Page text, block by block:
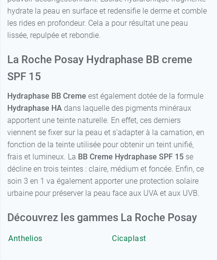
hydrate la peau en surface et redensifie le derme et comble
les rides en profondeur. Cela a pour résultat une peau
lissée, repulpée et rebondie.
La Roche Posay Hydraphase BB creme
SPF 15
Hydraphase BB Creme est également dotée de la formule
Hydraphase HA dans laquelle des pigments minéraux
apportent une teinte naturelle. En effet, ces derniers
viennent se fixer sur la peau et s'adapter à la carnation, en
fonction de la teinte utilisée pour obtenir un teint unifié,
frais et lumineux. La BB Creme Hydraphase SPF 15 se
décline en trois teintes : claire, médium et foncée. Enfin, ce
soin 3 en 1 va également apporter une protection solaire
urbaine pour préserver la peau face aux UVA et aux UVB.
Découvrez les gammes La Roche Posay
Anthelios Cicaplast